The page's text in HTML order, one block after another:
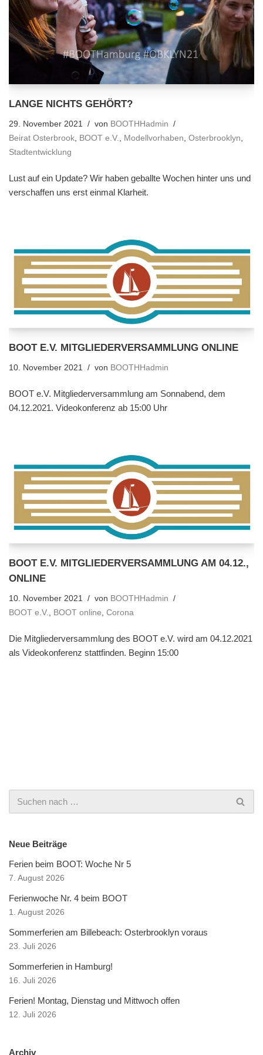
LANGE NICHTS GEHÖRT?
29. November 2021 von BOOTHHadmin
Beirat Osterbrook BOOT e.V. Modellvorhaben Osterbrooklyn
Stadtentwicklung
Lust auf ein Update? Wir haben geballte Wochen hinter uns und
verschaffen uns erst einmal Klarheit.
BOOT E.V. MITGLIEDERVERSAMMLUNG ONLINE
10. November 2021 von BOOTHHadmin
BOOT e.V. Mitgliederversammlung am Sonnabend, dem
04.12.2021. Videokonferenz ab 15:00 Uhr
BOOT E.V. MITGLIEDERVERSAMMLUNG AM 04.12.,
ONLINE
10. November 2021 von BOOTHHadmin
BOOT e.V., BOOT online, Corona
Die Mitgliederversammlung des BOOT e.V. wird am 04.12.2021
als Videokonferenz stattfinden. Beginn 15:00
Neue Beiträge
Ferien beim BOOT: Woche Nr 5
7. August 2026
Ferienwoche Nr. 4 beim BOOT
1. August 2026
Sommerferien am Billebeach: Osterbrooklyn voraus
23. Juli 2026
Sommerferien in Hamburg!
16. Juli 2026
Ferien! Montag, Dienstag und Mittwoch offen
12. Juli 2026
Archiv